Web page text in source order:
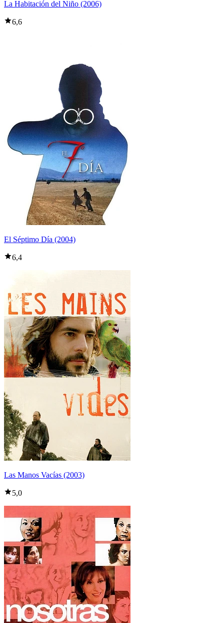
La Habitación del Niño (2006)
6,6
El Séptimo Día (2004)
6,4
Las Manos Vacías (2003)
5,0